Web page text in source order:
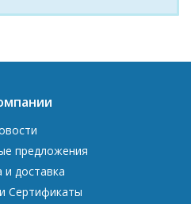
предложения
и доставка
Сертификаты